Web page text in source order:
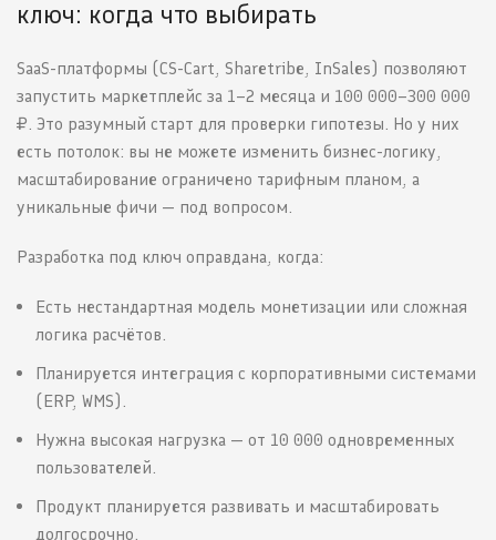
ключ: когда что выбирать
SaaS-платформы (CS-Cart, Sharetribe, InSales) позволяют
запустить маркетплейс за 1–2 месяца и 100 000–300 000
₽. Это разумный старт для проверки гипотезы. Но у них
есть потолок: вы не можете изменить бизнес-логику,
масштабирование ограничено тарифным планом, а
уникальные фичи — под вопросом.
Разработка под ключ оправдана, когда:
Есть нестандартная модель монетизации или сложная
логика расчётов.
Планируется интеграция с корпоративными системами
(ERP, WMS).
Нужна высокая нагрузка — от 10 000 одновременных
пользователей.
Продукт планируется развивать и масштабировать
долгосрочно.